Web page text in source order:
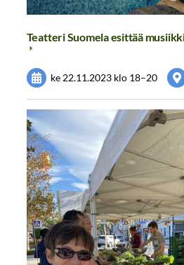
Teatteri Suomela esittää
ke 22.11.2023 klo 18–20